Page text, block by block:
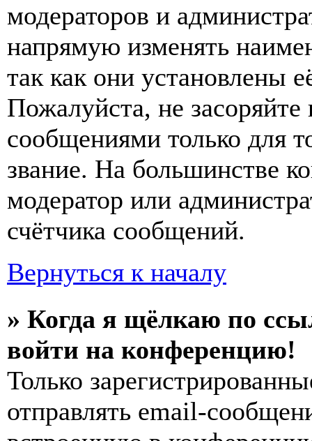
модераторов и
напрямую изменять
так как они установлены
Пожалуйста, не
сообщениями только для
звание. На большинстве
модератор или
счётчика сообщений.
Вернуться к началу
» Когда я щёлкаю по
войти на конференцию!
Только
отправлять email-